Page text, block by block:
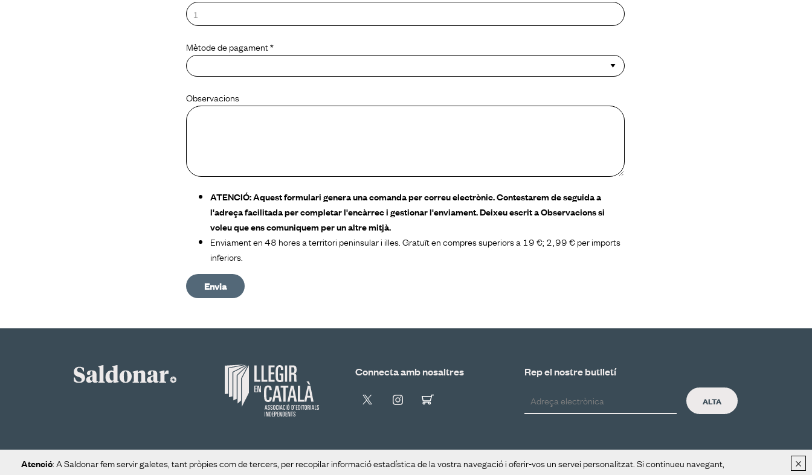
Mètode de pagament *
Observacions
ATENCIÓ: Aquest formulari genera una comanda per correu electrònic. Contestarem de seguida a
l'adreça facilitada per completar l'encàrrec i gestionar l'enviament. Deixeu escrit a Observacions si
voleu que ens comuniquem per un altre mitjà.
Enviament en 48 hores a territori peninsular i illes. Gratuït en compres superiors a 19 €; 2,99 € per imports
inferiors.
Envia
Connecta amb nosaltres Rep el nostre butlletí
ALTA
Distribució Contacte Avís legal
×
Atenció: A Saldonar fem servir galetes, tant pròpies com de tercers, per recopilar informació estadística de la vostra navegació i oferir-vos un servei personalitzat. Si continueu navegant,